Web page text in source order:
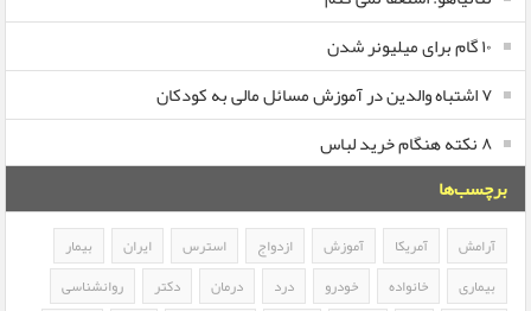
۱۰ گام برای میلیونر شدن
۷ اشتباه والدین در آموزش مسائل مالی به کودکان
۸ نکته هنگام خرید لباس
برچسب‌ها
آرامش آمریکا آموزش ازدواج استرس ایران
بیمار
بیماری
خانواده خودرو درد درمان دکتر
روانشناسی